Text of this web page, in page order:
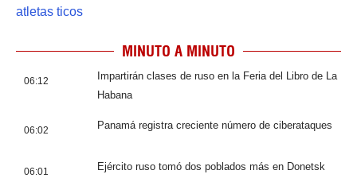
atletas ticos
MINUTO A MINUTO
06:12
Impartirán clases de ruso en la Feria del Libro de La
Habana
06:02 Panamá registra creciente número de ciberataques
06:01 Ejército ruso tomó dos poblados más en Donetsk